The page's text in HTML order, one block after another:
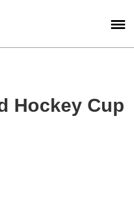
Hockey Cup